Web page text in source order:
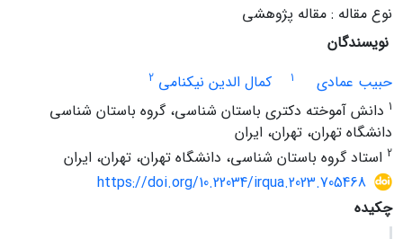
نوع مقاله : مقاله پژوهشی
نویسندگان
حبیب عمادی
1 کمال الدین نیکنامی 2
1 دانش آموخته دکتری باستان شناسی، گروه باستان شناسی
دانشگاه تهران، تهران، ایران
2 استاد گروه باستان شناسی، دانشگاه تهران، تهران، ایران
https://doi.org/10.22034/irqua.2023.705468
چکیده